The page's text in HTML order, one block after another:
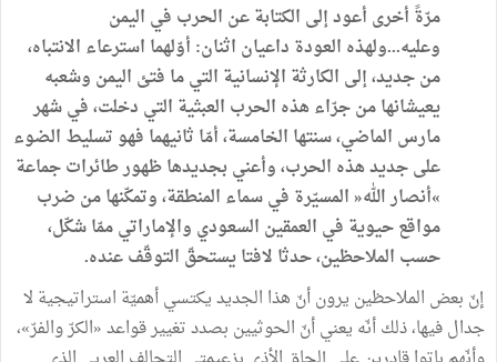
مرّةً أخرى أعود إلى الكتابة عن الحرب في اليمن
وعليه...ولهذه العودة داعيان اثنان: أوّلهما استرعاء الانتباه،
من جديد، إلى الكارثة الإنسانية التي ما فتئ اليمن وشعبه
يعيشانها من جرّاء هذه الحرب العبثية التي دخلت، في شهر
مارس الماضي، سنتها الخامسة، أمّا ثانيهما فهو تسليط الضوء
على جديد هذه الحرب، وأعني بجديدها ظهور طائرات جماعة
»أنصار الله« المسيّرة في سماء المنطقة، وتمكّنها من ضرب
مواقع حيوية في العمقين السعودي والإماراتي ممّا شكّل،
حسب الملاحظين، حدثا لافتا يستحقّ التوقّف عنده.
إنّ بعض الملاحظين يرون أنّ هذا الجديد يكتسي أهميّة استراتيجية لا
جدال فيها، ذلك أنّه يعني أنّ الحوثيين بصدد تغيير قواعد «الكرّ والفرّ»،